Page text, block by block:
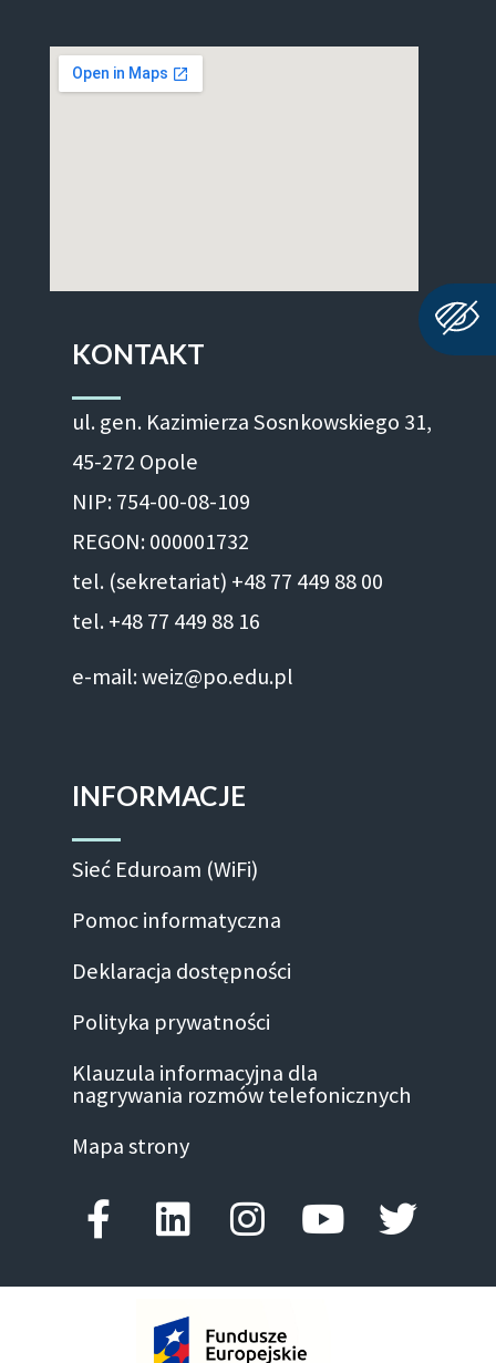
KONTAKT
ul. gen. Kazimierza Sosnkowskiego 31,
45-272 Opole
NIP: 754-00-08-109
REGON: 000001732
tel. (sekretariat) +48 77 449 88 00
tel. +48 77 449 88 16
e-mail: weiz@po.edu.pl
INFORMACJE
Sieć Eduroam (WiFi)
Pomoc informatyczna
Deklaracja dostępności
Polityka prywatności
Klauzula informacyjna dla
nagrywania rozmów telefonicznych
Mapa strony
Facebook-f
LinkedinInstagram
Youtube